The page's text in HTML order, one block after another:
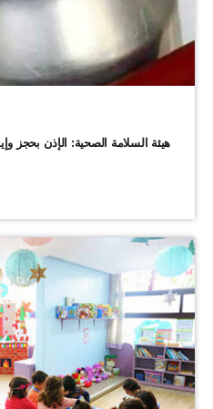
هيئة السلامة الصحية: الإذن بحجز